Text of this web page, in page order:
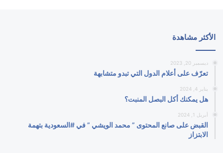
الأكثر مشاهدة
ديسمبر 20, 2023
تعرّف على أعلام الدول التي تبدو متشابهة
يناير 4, 2024
هل يمكنك أكل البصل المنبت؟
أبريل 1, 2024
القبض على صانع المحتوى ” محمد الويشي ” في #السعودية بتهمة
الابتزاز